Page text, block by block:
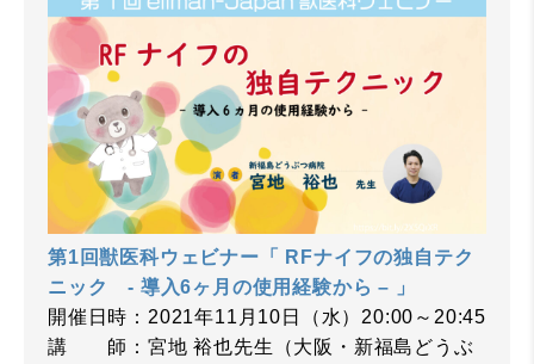
第1回獣医科ウェビナー「 RFナイフの独自テク
ニック - 導入6ヶ月の使用経験から – 」
開催日時：2021年11月10日（水）20:00～20:45
講 師：宮地 裕也先生（大阪・新福島どうぶ